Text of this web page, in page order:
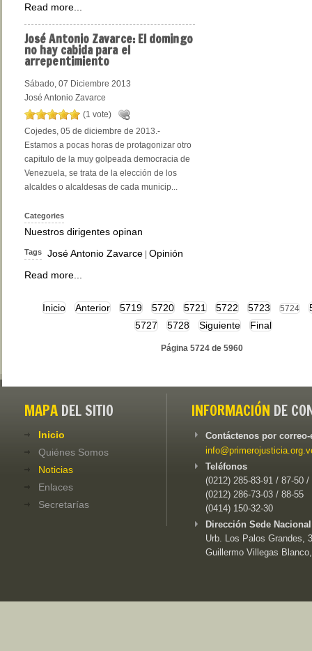
Read more...
JoséAntonio Zavarce: El domingo
no hay cabida para el
arrepentimiento
Sábado, 07 Diciembre 2013
José Antonio Zavarce
(1 vote)
Cojedes, 05 de diciembre de 2013.-
Estamos a pocas horas de protagonizar otro
capitulo de la muy golpeada democracia de
Venezuela, se trata de la elección de los
alcaldes o alcaldesas de cada municip...
Categories
Nuestros dirigentes opinan
Tags José Antonio Zavarce Opinión
Read more...
Inicio Anterior 5719 5720 5721 5722 5723 5724
5727
5728 Siguiente Final
Página 5724 de 5960
MAPA DEL SITIO
Inicio
Quiénes Somos
Noticias
Enlaces
Secretarías
INFORMACIÓN DE
Contáctenos por
Teléfonos
(0212) 285-83-91 / 87-50 /
(0212) 286-73-03 / 88-55
(0414) 150-32-30
Dirección Sede
Urb. Los Palos Grandes,
Guillermo Villegas